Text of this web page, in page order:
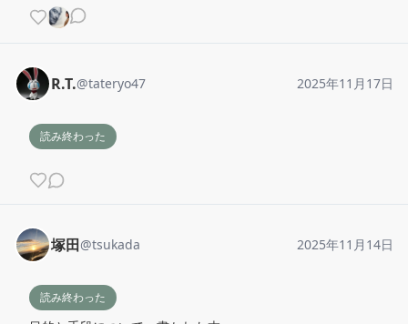
R.T.@tateryo47 2025年11月17日
読み終わった
塚田@tsukada 2025年11月14日
読み終わった